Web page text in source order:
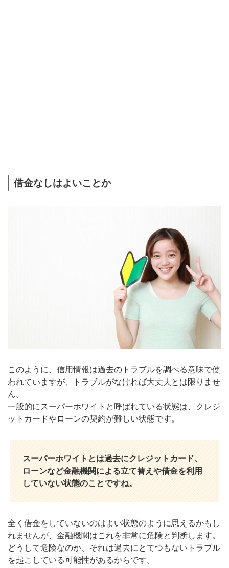
借金なしはよいことか
このように、信用情報は過去のトラブルを調べる意味で使
われていますが、トラブルがなければ大丈夫とは限りませ
ん。
一般的にスーパーホワイトと呼ばれている状態は、クレジ
ットカードやローンの契約が難しい状態です。
スーパーホワイトとは過去にクレジットカード、
ローンなど金融機関による立て替えや借金を利用
していない状態のことですね。
全く借金をしていないのはよい状態のように思えるかもし
れませんが、金融機関はこれを非常に危険と判断します。
どうして危険なのか、それは過去にとてつもないトラブル
を起こしている可能性があるからです。